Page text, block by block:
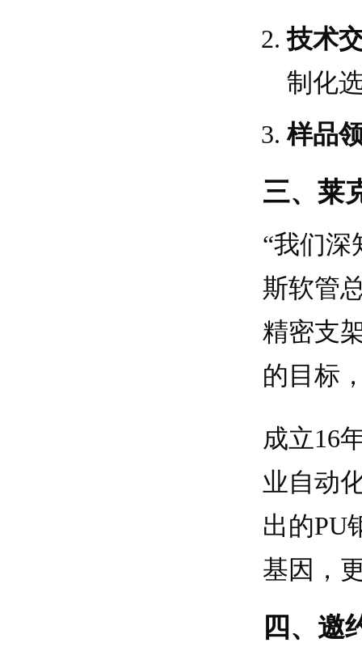
技术
制化
样品
三、莱
“我们深
斯软管
精密支
的目标
成立16
业自动
出的PU
基因，
四、邀